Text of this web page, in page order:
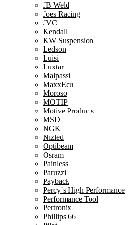
JB Weld
Joes Racing
JVC
Kendall
KW Suspension
Ledson
Luisi
Luxtar
Malpassi
MaxxEcu
Moroso
MOTIP
Motive Products
MSD
NGK
Nizled
Optibeam
Osram
Painless
Paruzzi
Payback
Percy´s High Performance
Performance Tool
Pertronix
Phillips 66